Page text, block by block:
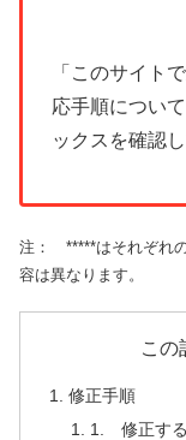
「このサイト
応手順につい
ックスを確認
注： *****はそれぞれ
容は異なります。
この
修正手順
1. 修正する